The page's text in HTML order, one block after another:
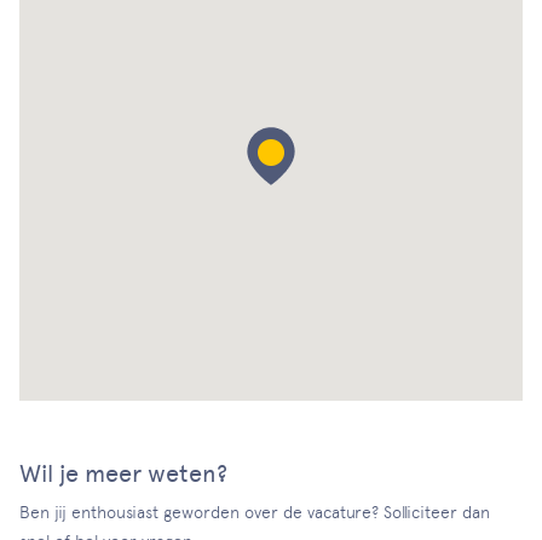
Wil je meer weten?
Ben jij enthousiast geworden over de vacature? Solliciteer dan